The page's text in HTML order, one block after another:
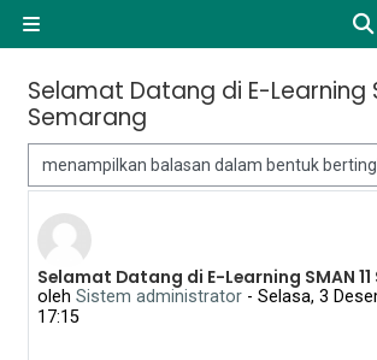
Selamat Datang di E-Learning
Semarang
Mode tampilan
Selamat Datang di E-Learning SMAN
olehSistem administrator -Selasa, 3
17:15
Jumlah balasan: 0